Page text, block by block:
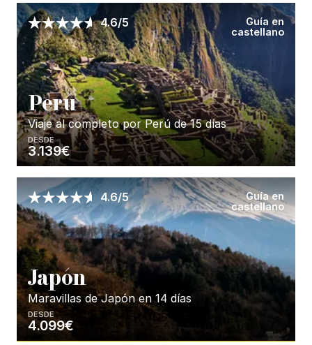
Enséñame más...
4.6/5
Guía en
castellano
Perú
Viaje al completo por Perú de 15 días
DESDE
3.139€
Enséñame más...
4.6/5
Guía en
castellano
Japón
Maravillas de Japón en 14 días
DESDE
4.099€